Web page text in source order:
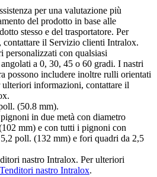
per una valutazione più
del prodotto in base alle
stesso e del trasportatore. Per
il Servizio clienti Intralox.
personalizzati con qualsiasi
a 0, 30, 45 o 60 gradi. I nastri
possono includere inoltre rulli orientati
informazioni, contattare il
(50.8 mm).
in due metà con diametro
mm) e con tutti i pignoni con
poll. (132 mm) e fori quadri da 2,5
nastro Intralox. Per ulteriori
Tenditori nastro Intralox.